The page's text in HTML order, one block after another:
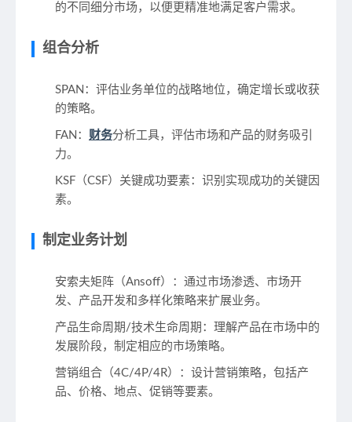
的不同细分市场，以便更精准地满足客户需求。
组合分析
SPAN：评估业务单位的战略地位，确定增长或收获
的策略。
FAN： 财务分析工具，评估市场和产品的财务吸引
力。
KSF（CSF）关键成功要素：识别实现成功的关键因
素。
制定业务计划
安索夫矩阵（Ansoff）：通过市场渗透、市场开
发、产品开发和多样化策略来扩展业务。
产品生命周期/技术生命周期：理解产品在市场中的
发展阶段，制定相应的市场策略。
营销组合（4C/4P/4R）：设计营销策略，包括产
品、价格、地点、促销等要素。